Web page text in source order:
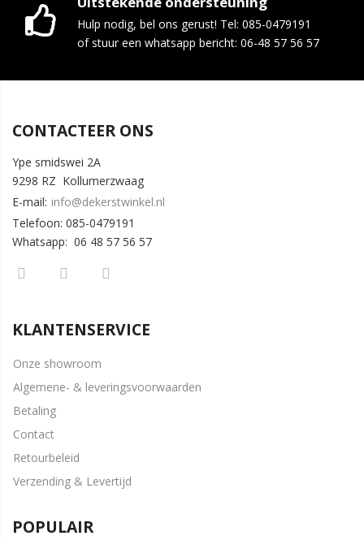
Hulp nodig, bel ons gerust! Tel: 085-0479191
of stuur een whatsapp bericht: 06-48 57 56 57
CONTACTEER ONS
Ype smidswei 2A
9298 RZ Kollumerzwaag
E-mail: info@dekerstwinkel.nl
Telefoon: 085-0479191
Whatsapp: 06 48 57 56 57
KLANTENSERVICE
Onze showroom
Algemene- & leveringsvoorwaarden
Betaling
Contact
Retourbeleid
Verzending & Levertijd
POPULAIR